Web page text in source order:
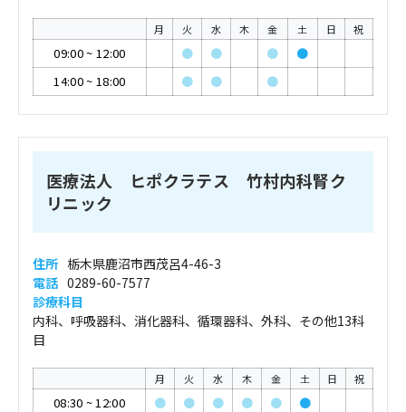
月 火 水 木 金 土 日 祝
09:00~ 12:00 ● ● ●
●
14:00~ 18:00 ● ● ●
医療法人 ヒポクラテス 竹村内科腎ク
リニック
住所 栃木県鹿沼市西茂呂4-46-3
電話 0289-60-7577
診療科目
内科、呼吸器科、消化器科、循環器科、外科、その他13科
目
月 火 水 木 金 土 日 祝
08:30 ~12:00 ● ● ● ● ●
●